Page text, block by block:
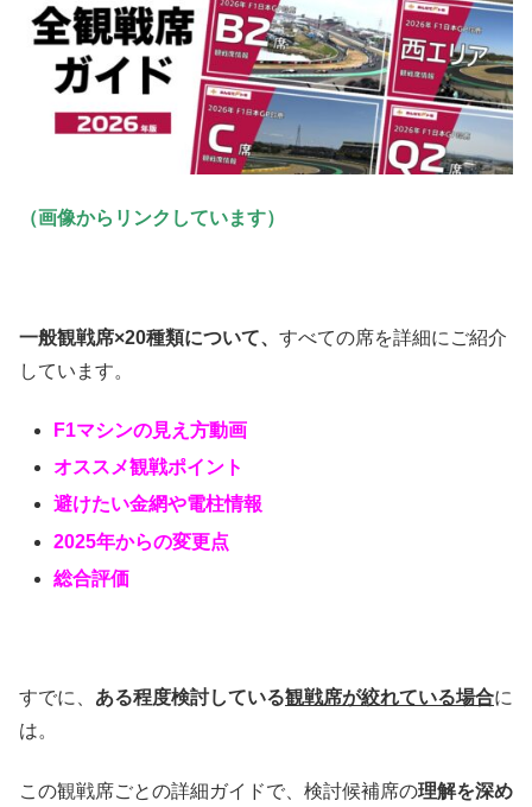
（画像からリンクしています）
一般観戦席×20種類について、 すべての席を詳細にご紹介
しています。
F1マシンの見え方動画
オススメ観戦ポイント
避けたい金網や電柱情報
2025年からの変更点
総合評価
すでに、 ある程度検討している観戦席が絞れている場合に
は。
この観戦席ごとの詳細ガイドで、検討候補席の理解を深め